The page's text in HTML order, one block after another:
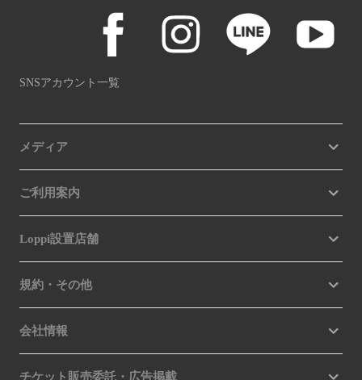
SNSアカウント一覧
メディア
ご利用案内
Loppi設置店舗
規約・その他
会社情報
チケット販売委託・広告掲載